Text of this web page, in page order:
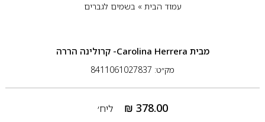
עמוד הבית» בשמים לגברים
מבית Carolina Herrera- קרולינה הררה
מק״ט: 8411061027837
₪ 378.00
ליח׳